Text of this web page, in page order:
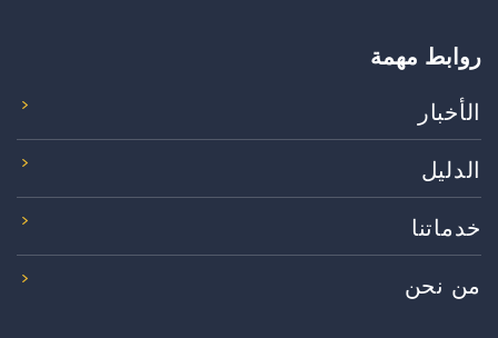
روابط مهمة
الأخبار
الدليل
خدماتنا
من نحن